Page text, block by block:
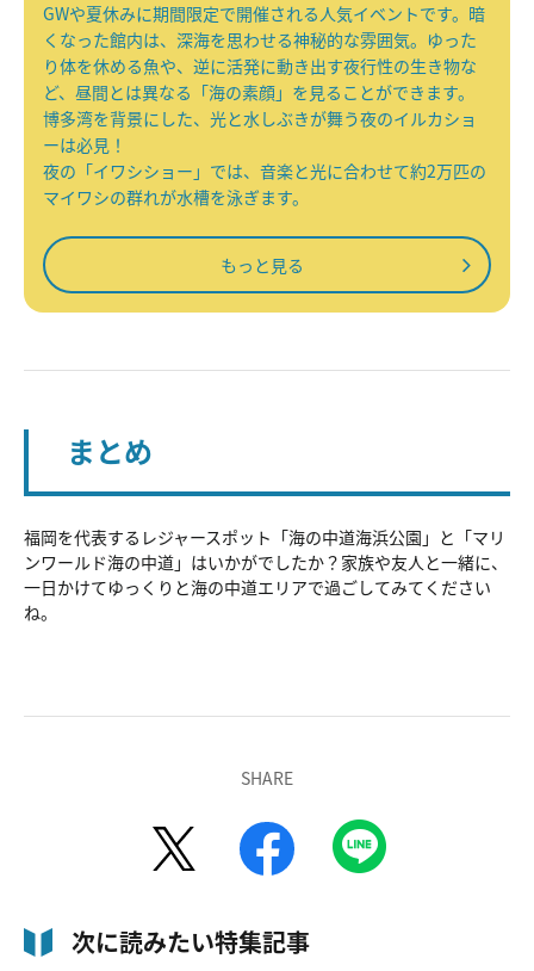
GWや夏休みに期間限定で開催される人気イベントです。暗
くなった館内は、深海を思わせる神秘的な雰囲気。ゆった
り体を休める魚や、逆に活発に動き出す夜行性の生き物な
ど、昼間とは異なる「海の素顔」を見ることができます。
博多湾を背景にした、光と水しぶきが舞う夜のイルカショ
ーは必見！
夜の「イワシショー」では、音楽と光に合わせて約2万匹の
マイワシの群れが水槽を泳ぎます。
もっと見る
まとめ
福岡を代表するレジャースポット「海の中道海浜公園」と「マリ
ンワールド海の中道」はいかがでしたか？家族や友人と一緒に、
一日かけてゆっくりと海の中道エリアで過ごしてみてください
ね。
SHARE
次に読みたい特集記事